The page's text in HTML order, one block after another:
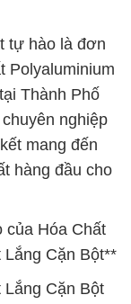
tự hào là đơn
Polyaluminium
Thành Phố
nghiệp
mang đến
hàng đầu cho
Hóa Chất
Lắng Cặn Bột**
Lắng Cặn Bột